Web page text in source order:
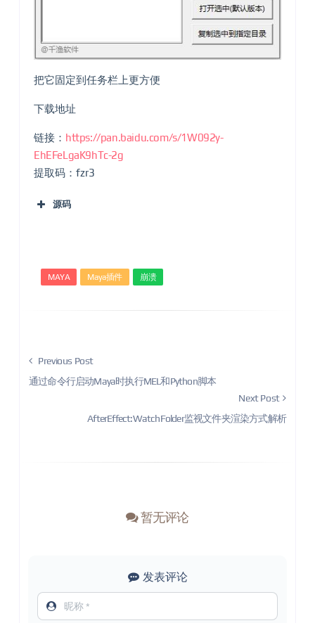
把它固定到任务栏上更方便
下载地址
链接： https://pan.baidu.com/s/1W092y-
EhEFeLgaK9hTc-2g
提取码：fzr3
源码
{{EJS0}}
MAYA Maya插件 崩溃
Previous Post
通过命令行启动Maya时执行MEL和Python脚本
Next Post
AfterEffect:WatchFolder监视文件夹渲染方式解析
暂无评论
发表评论